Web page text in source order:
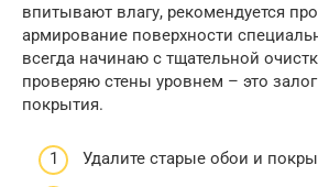
впитывают влагу, рекомендуется
армирование поверхности
всегда начинаю с тщательной
проверяю стены уровнем – это
покрытия.
Удалите старые обои и